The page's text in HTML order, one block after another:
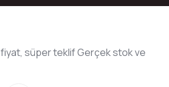
süper teklif Gerçek stok ve